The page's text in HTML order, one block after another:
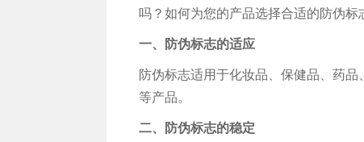
吗？如何为您的产品选择合适的防伪标
一、防伪标志的适应
防伪标志适用于化妆品、保健品、药
等产品。
二、防伪标志的稳定